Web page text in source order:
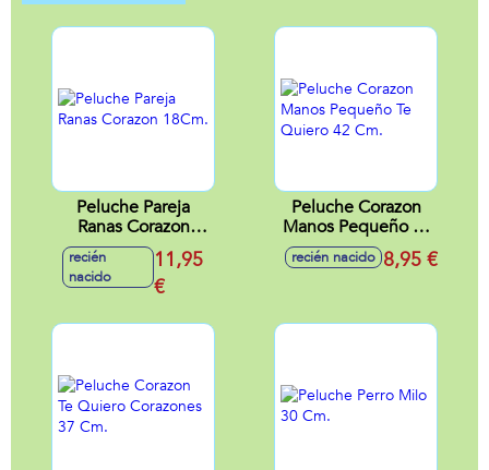
Peluche Pareja
Ranas Corazon
18Cm.
recién
nacido
11,95
€
Peluche Corazon
Manos Pequeño Te
Quiero 42 Cm.
recién nacido 8,95 €